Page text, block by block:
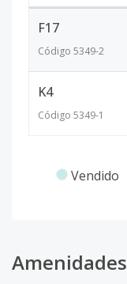
F17
Código 5349-2
K4
Código 5349-1
Vendido
Amenidades